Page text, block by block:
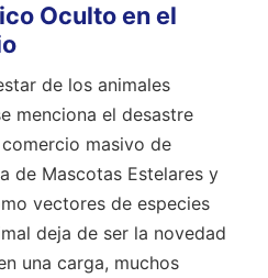
Oculto en el
de los animales
menciona el desastre
masivo de
de Mascotas Estelares y
vectores de especies
deja de ser la novedad
una carga, muchos